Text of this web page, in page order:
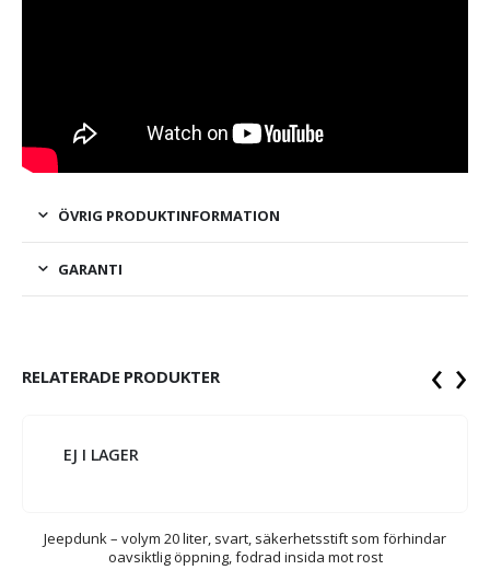
ÖVRIG PRODUKTINFORMATION
GARANTI
RELATERADE PRODUKTER
EJ I LAGER
Jeepdunk – volym 20 liter, svart, säkerhetsstift som förhindar
oavsiktlig öppning, fodrad insida mot rost
‹ ›